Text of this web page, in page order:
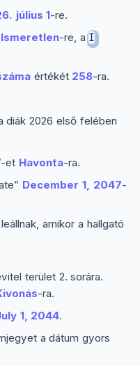
július 1-re.
Ismeretlen-re, aI
értékét 258-ra.
diák 2026 első felében
et Havonta-ra.
December 1, 2047-
amikor a hallgató
terület 2. sorára.
-ra.
1, 2044.
a dátum gyors